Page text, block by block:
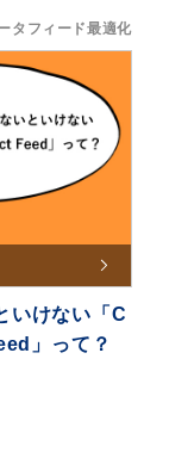
タフィード最適化
いけない「C
」って？